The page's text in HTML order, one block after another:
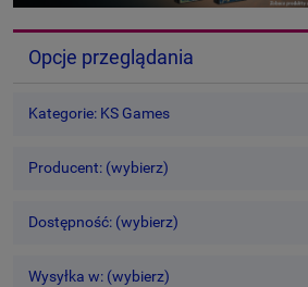
Opcje przeglądania
Kategorie: KS Games
Producent: (wybierz)
Dostępność: (wybierz)
Wysyłka w: (wybierz)